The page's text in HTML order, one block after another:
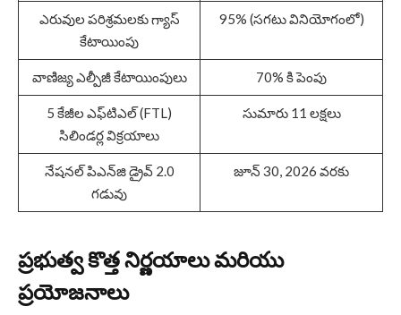
ఎరువుల పరిశ్రమలకు గ్యాస్
కేటాయింపు
95% (సగటు వినియోగంలో)
వాణిజ్య ఎల్పీజీ కేటాయింపులు 70% కి పెంపు
5 కేజీల ఎఫ్‌టిఎల్ (FTL)
సిలిండర్ల విక్రయాలు
సుమారు 11 లక్షలు
నేషనల్ పిఎన్‌జి డ్రైవ్ 2.0
గడువు
జూన్ 30, 2026 వరకు
ప్రభుత్వ కొత్త నిర్ణయాలు మరియు
ప్రయోజనాలు